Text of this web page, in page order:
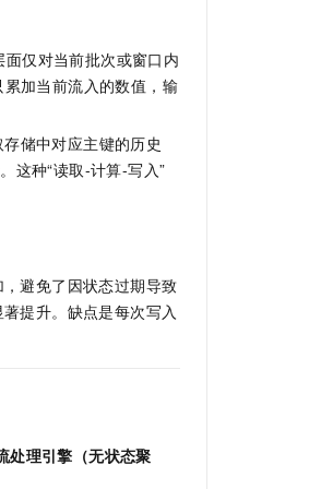
仅对当前批次或窗口内
累加当前流入的数值，输
储中对应主键的历史
这种“读取-计算-写入”
避免了因状态过期导致
提升。缺点是每次写入
处理引擎（无状态聚